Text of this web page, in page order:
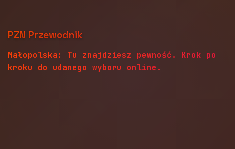
PZN Przewodnik
Małopolska: Tu znajdziesz pewność. Krok po
kroku do udanego wyboru online.